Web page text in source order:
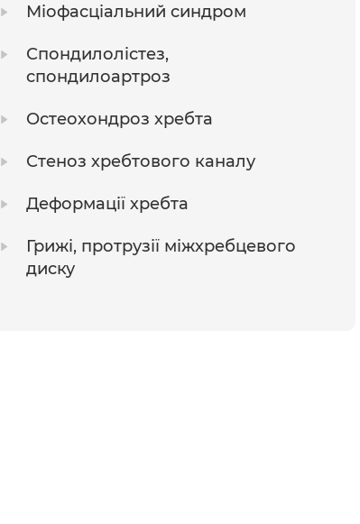
Міофасціальний синдром
Спондилолістез,
спондилоартроз
Остеохондроз хребта
Стеноз хребтового каналу
Деформації хребта
Грижі, протрузії міжхребцевого
диску